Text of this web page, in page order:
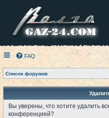
FAQ
Список форумов
Вы уверены, что хотите удалить
конференцией?